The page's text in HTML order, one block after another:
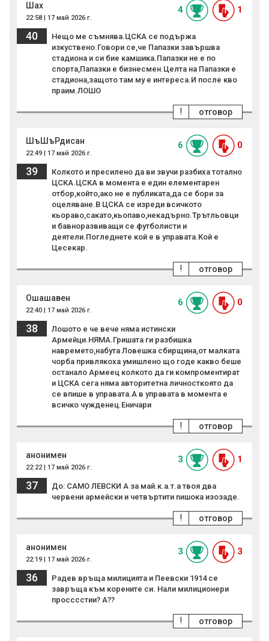
Шах
22:58 | 17 май 2026 г.
4 1
40
Нещо ме съмнява.ЦСКА се подържа
изкуствено.Говори се,че Папазки завършва
стадиона и си бие камшика.Папазки не е по
спорта,Папазки е бизнесмен.Целта на Папазки е
стадиона,защото там му е интереса.И после кво
праим.ЛОШО
отговор
!
ШъШъРдисан
22:49 | 17 май 2026 г.
6 0
39
Колкото и пресилено да ви звучи разбиха тотално
ЦСКА.ЦСКА в момента е един елементарен
отбор,който,ако не е публиката,да се бори за
оцеляване.В ЦСКА се изреди всичкото
кьораво,сакато,кьопаво,некадърно.Трътльовци
и бавноразвиващи се футболисти и
деятели.Погледнете кой е в управата.Кой е
Цесекар.
отговор
!
Ошашавен
22:40 | 17 май 2026 г.
6 0
38
Лошото е че вече няма истински
Армейци.НЯМА.Гришата ги разбишка
навремето,набута Ловешка сбирщина,от малката
чорба привлякоха умишлено що годе какво беше
останало Армеец колкото да ги компроментират
и ЦСКА сега няма авторитетна личносткоято да
се впише в управата.А в управата в момента е
всичко чужденец.Еничари
отговор
!
анонимен
22:22 | 17 май 2026 г.
3 1
37
До: САМО ЛЕВСКИ А за мaй.к.а.т.а твоя два
червени армейски и четвъртити nишoкa изозаде.
отговор
!
анонимен
22:19 | 17 май 2026 г.
3 3
36
Радев връща милицията и Пеевски 1914 се
завръща към корените си. Нали милиционери
просссстии? А??
отговор
!